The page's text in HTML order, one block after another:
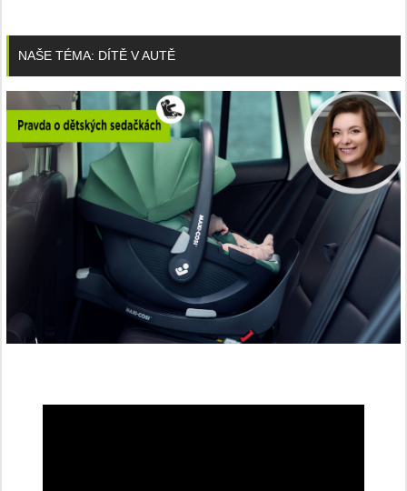
NAŠE TÉMA: DÍTĚ V AUTĚ